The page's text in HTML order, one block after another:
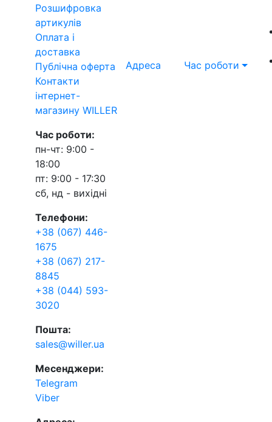
Розшифровка
артикулів
Оплата і
доставка
Публічна оферта
Контакти
інтернет-
магазину WILLER
Час роботи:
пн-чт: 9:00 -
18:00
пт: 9:00 - 17:30
сб, нд - вихідні
Телефони:
+38 (067) 446-
1675
+38 (067) 217-
8845
+38 (044) 593-
3020
Пошта:
sales@willer.ua
Месенджери:
Telegram
Viber
Адреса Час роботи